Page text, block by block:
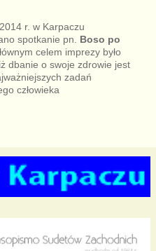
r. w Karpaczu
spotkanie pn. Boso po
celem imprezy było
dbanie o swoje zdrowie jest
zadań
człowieka